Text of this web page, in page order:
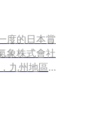
度的日本賞
象株式會社
九州地區的